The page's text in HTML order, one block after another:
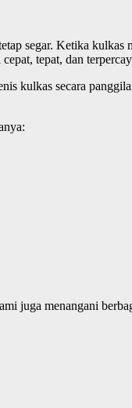
segar. Ketika
tepat, dan
kulkas secara
juga menangani